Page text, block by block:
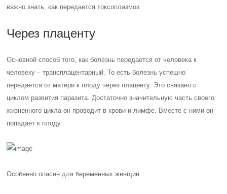
важно знать, как передается токсоплазмоз.
Через плаценту
Основной способ того, как болезнь передается от человека к
человеку – трансплацентарный. То есть болезнь успешно
передается от матери к плоду через плаценту. Это связано с
циклом развития паразита. Достаточно значительную часть своего
жизненного цикла он проводит в крови и лимфе. Вместе с ними он
попадает к плоду.
Особенно опасен для беременных женщин